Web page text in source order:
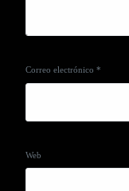
Correo electrónico*
Web